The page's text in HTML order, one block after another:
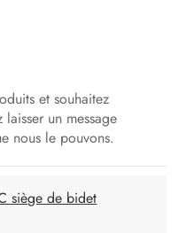
et souhaitez
un message
nous le pouvons.
siège de bidet